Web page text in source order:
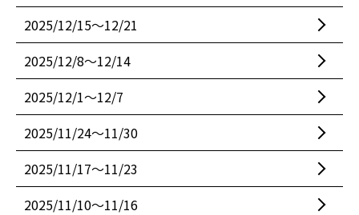
2025/12/15〜12/21
2025/12/8〜12/14
2025/12/1〜12/7
2025/11/24〜11/30
2025/11/17〜11/23
2025/11/10〜11/16